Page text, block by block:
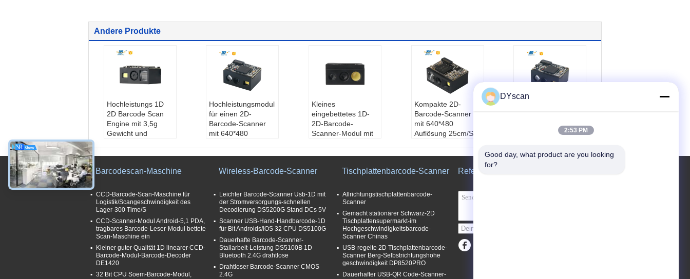
Andere Produkte
Hochleistungs 1D
2D Barcode Scan
Engine mit 3,5g
Gewicht und
Dimension
Schnittstellentyp:
USB
Scangeschwindigk
eit:25cm/s
Scanelement:CMO
s
Hochleistungsmodul
für einen 2D-
Barcode-Scanner
mit 640*480
65cm/s Scan-
Modell Nr.:DE2290
Schnittstellentyp:
USB
Scangeschwindigk
eit:65cm/s
Scanelement:CMO
Kleines
eingebettetes 1D-
2D-Barcode-
Scanner-Modul mit
Modell Nr.:DE2390
USB
Scangeschwindigk
eit:65cm/s
Scanelement:CMO
s
Kompakte 2D-
Barcode-Scanner
mit 640*480
Auflösung 25cm/S
Lesegenauigkeit
Schnittstellentyp:
Scangeschwindigk
eit:
Scanelement:CMO
Barcode-Scan-
Garantie, 1,2 m
Gewicht für
Barcodescan-Maschine
CCD-Barcode-Scan-Maschine für
Logistik/Scangeschwindigkeit des
Lager-300 Time/S
CCD-Scanner-Modul Android-5,1 PDA,
tragbares Barcode-Leser-Modul bettete
Scan-Maschine ein
Kleiner guter Qualität 1D linearer CCD-
Barcode-Modul-Barcode-Decoder
DE1420
32 Bit CPU Soem-Barcode-Modul,
Wireless-Barcode-Scanner
Leichter Barcode-Scanner Usb-1D mit
der Stromversorgungs-schnellen
Decodierung DS5200G Stand DCs 5V
Scanner USB-Hand-Handbarcode-1D
für Bit Androids/IOS 32 CPU DS5100G
Dauerhafte Barcode-Scanner-
Stallarbeit-Leistung DS5100B 1D
Bluetooth 2.4G drahtlose
Drahtloser Barcode-Scanner CMOS
2.4G
Tischplattenbarcode-Scanner
Allrichtungstischplattenbarcode-
Scanner
Gemacht stationärer Schwarz-2D
Tischplattensupermarkt-im
Hochgeschwindigkeitsbarcode-
Scanner Chinas
USB-regelte 2D Tischplattenbarcode-
Scanner Berg-Selbstrichtungshohe
geschwindigkeit DP8520PRO
Dauerhafter USB-QR Code-Scanner-
Referenzen
DYscan
2:53 PM
Good day, what product are you looking
for?